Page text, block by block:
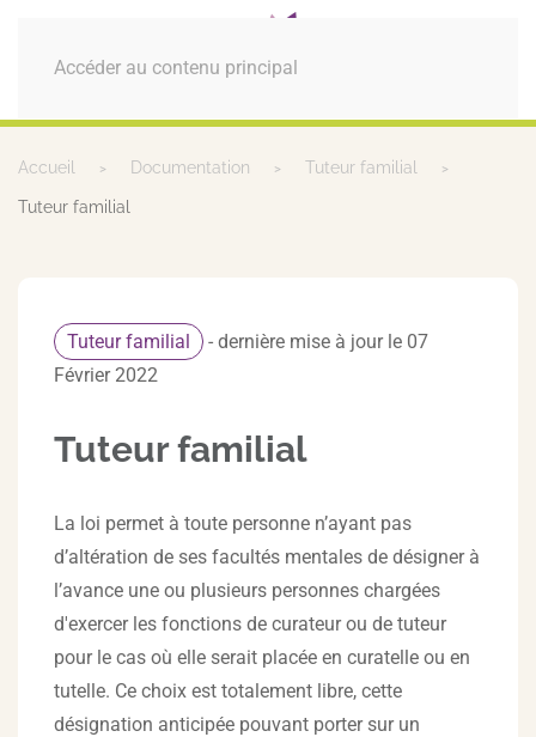
Accéder au contenu principal
MENU
Accueil Documentation Tuteur familial
Tuteur familial
Tuteur familial
- dernière mise à jour le 07
Février 2022
Tuteur familial
La loi permet à toute personne n’ayant pas
d’altération de ses facultés mentales de désigner à
l’avance une ou plusieurs personnes chargées
d'exercer les fonctions de curateur ou de tuteur
pour le cas où elle serait placée en curatelle ou en
tutelle. Ce choix est totalement libre, cette
désignation anticipée pouvant porter sur un